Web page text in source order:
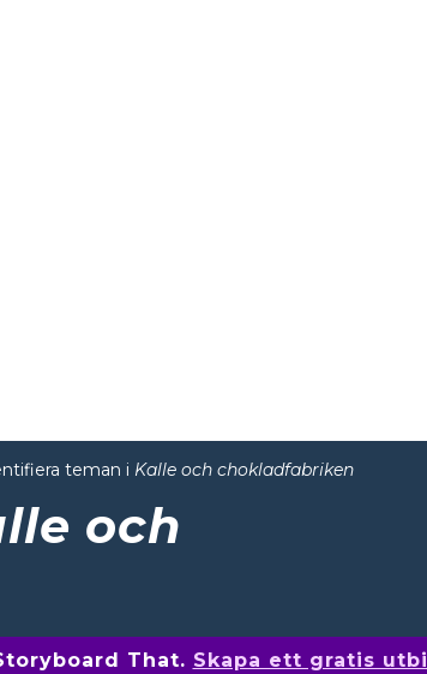
teman i Kalle och chokladfabriken
och
That. Skapa ett gratis